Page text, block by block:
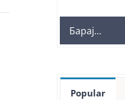
Search
for:
Popular